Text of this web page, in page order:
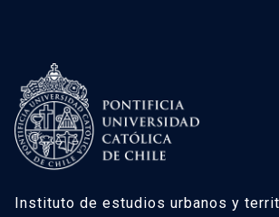
Instituto de estudios urbanos y